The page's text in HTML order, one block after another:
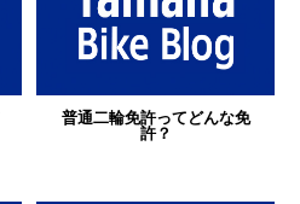
普通二輪免許ってどんな免
許？